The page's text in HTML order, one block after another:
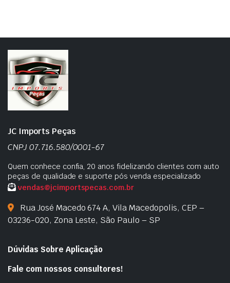
JC Imports Peças
CNPJ 07.716.580/0001-67
Quem conhece confia, 20 anos fidelizando clientes com auto
peças de qualidade e suporte pós venda especializado
vendas@jcimportspecas.com.br
Rua José Macedo 674 A, Vila Macedopolis, CEP –
03236-020, Zona Leste, São Paulo – SP
Dúvidas Sobre Aplicação
Fale com nossos consultores!